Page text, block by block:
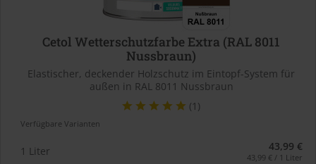
Cetol Wetterschutzfarbe Extra (RAL 8011
Nussbraun)
Elastischer, deckender Holzschutz im Eintopf-System für
außen in RAL 8011 Nussbraun
(1)
Verfügbare Varianten
1 Liter 43,99 €
43,99 € / 1 Liter